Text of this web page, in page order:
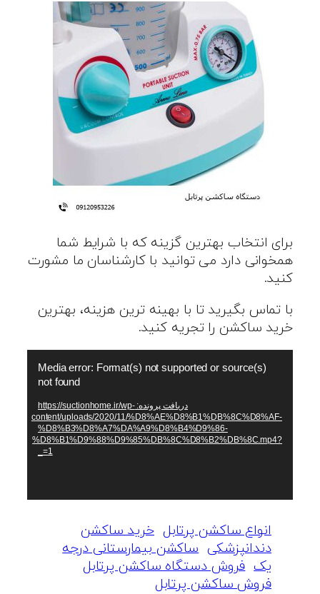
برای انتخاب بهترین گزینه که با شرایط شما
همخوانی دارد می توانید با کارشناسان ما مشورت
کنید.
با تماس بگیرید تا با بهینه ترین هزینه، بهترین
خرید ساکشن را تجریه کنید.
ویدیوMedia error: Format(s) not supported or source(s)
not found
دریافت پرونده: https://suctionhome.ir/wp-
content/uploads/2020/11/%D8%AE%D8%B1%DB%8C%D8%AF-
%D8%B3%D8%A7%DA%A9%D8%B4%D9%86-
%D8%B1%D9%88%D9%85%DB%8C%D8%B2%DB%8C.mp4?
_=1
انواع ساکشن پرتابل خرید ساکشن
دندانپزشکی ساکشن بیمارستانی درجه
یک فروش دستگاه ساکشن پرتابل
فروش ساکشن پرتابل